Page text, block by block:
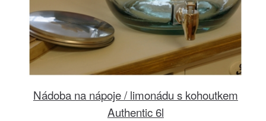
Nádoba na nápoje / limonádu s kohoutkem
Authentic 6l